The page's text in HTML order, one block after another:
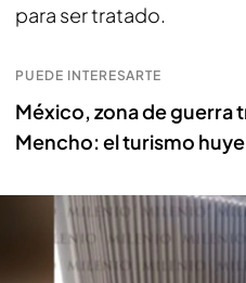
para ser tratado.
PUEDE INTERESARTE
México, zona de guerra
Mencho: el turismo